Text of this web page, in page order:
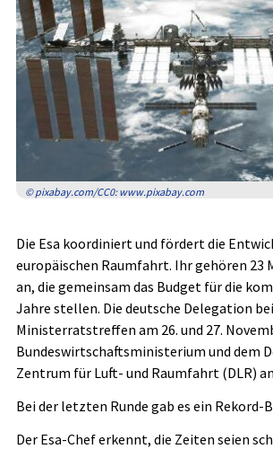
© pixabay.com/CC0: www.pixabay.com
Die Esa koordiniert und fördert die
europäischen Raumfahrt. Ihr gehören 23
an, die gemeinsam das Budget für die
Jahre stellen. Die deutsche Delegation
Ministerratstreffen am 26. und 27.
Bundeswirtschaftsministerium und dem
Zentrum für Luft- und Raumfahrt (DLR)
Bei der letzten Runde gab es ein Rekord-
Der Esa-Chef erkennt, die Zeiten seien